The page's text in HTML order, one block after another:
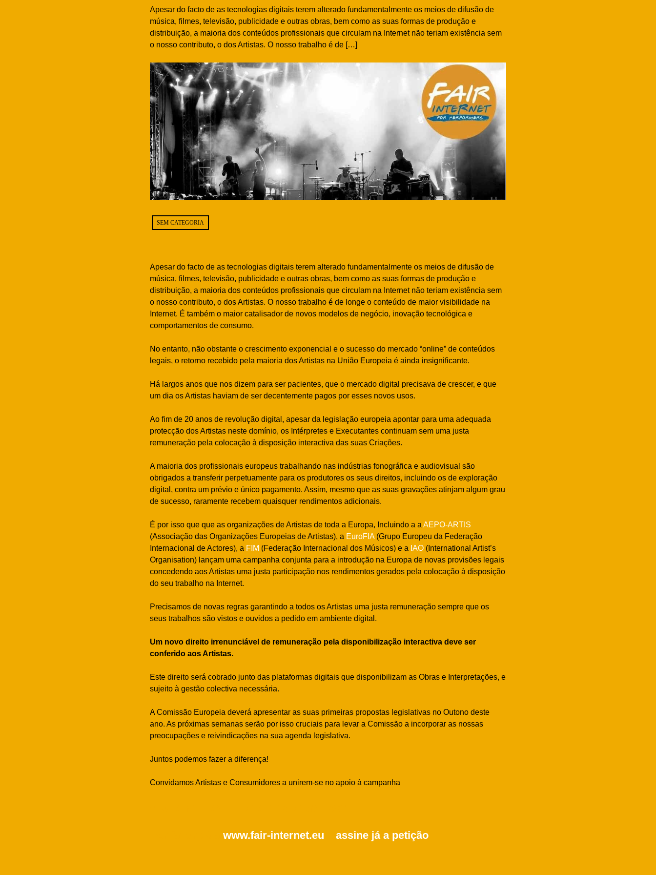
Apesar do facto de as tecnologias digitais terem alterado fundamentalmente os meios de difusão de
música, filmes, televisão, publicidade e outras obras, bem como as suas formas de produção e
distribuição, a maioria dos conteúdos profissionais que circulam na Internet não teriam existência sem
o nosso contributo, o dos Artistas. O nosso trabalho é de […]
SEM CATEGORIA
Apesar do facto de as tecnologias digitais terem alterado fundamentalmente os meios de difusão de
música, filmes, televisão, publicidade e outras obras, bem como as suas formas de produção e
distribuição, a maioria dos conteúdos profissionais que circulam na Internet não teriam existência sem
o nosso contributo, o dos Artistas. O nosso trabalho é de longe o conteúdo de maior visibilidade na
Internet. É também o maior catalisador de novos modelos de negócio, inovação tecnológica e
comportamentos de consumo.
No entanto, não obstante o crescimento exponencial e o sucesso do mercado “online” de conteúdos
legais, o retorno recebido pela maioria dos Artistas na União Europeia é ainda insignificante.
Há largos anos que nos dizem para ser pacientes, que o mercado digital precisava de crescer, e que
um dia os Artistas haviam de ser decentemente pagos por esses novos usos.
Ao fim de 20 anos de revolução digital, apesar da legislação europeia apontar para uma adequada
protecção dos Artistas neste domínio, os Intérpretes e Executantes continuam sem uma justa
remuneração pela colocação à disposição interactiva das suas Criações.
A maioria dos profissionais europeus trabalhando nas indústrias fonográfica e audiovisual são
obrigados a transferir perpetuamente para os produtores os seus direitos, incluindo os de exploração
digital, contra um prévio e único pagamento. Assim, mesmo que as suas gravações atinjam algum grau
de sucesso, raramente recebem quaisquer rendimentos adicionais.
É por isso que que as organizações de Artistas de toda a Europa, Incluindo a a AEPO-ARTIS
(Associação das Organizações Europeias de Artistas), a EuroFIA(Grupo Europeu da Federação
Internacional de Actores), a FIM (Federação Internacional dos Músicos) e a IAO (International Artist’s
Organisation) lançam uma campanha conjunta para a introdução na Europa de novas provisões legais
concedendo aos Artistas uma justa participação nos rendimentos gerados pela colocação à disposição
do seu trabalho na Internet.
Precisamos de novas regras garantindo a todos os Artistas uma justa remuneração sempre que os
seus trabalhos são vistos e ouvidos a pedido em ambiente digital.
Um novo direito irrenunciável de remuneração pela disponibilização interactiva deve ser
conferido aos Artistas.
Este direito será cobrado junto das plataformas digitais que disponibilizam as Obras e Interpretações, e
sujeito à gestão colectiva necessária.
A Comissão Europeia deverá apresentar as suas primeiras propostas legislativas no Outono deste
ano. As próximas semanas serão por isso cruciais para levar a Comissão a incorporar as nossas
preocupações e reivindicações na sua agenda legislativa.
Juntos podemos fazer a diferença!
Convidamos Artistas e Consumidores a unirem-se no apoio à campanha
www.fair-internet.eu assine já a petição